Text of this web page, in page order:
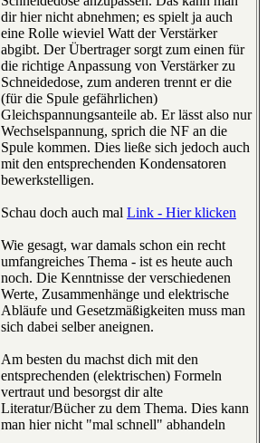
dir hier nicht abnehmen; es spielt ja auch
eine Rolle wieviel Watt der Verstärker
abgibt. Der Übertrager sorgt zum einen für
die richtige Anpassung von Verstärker zu
Schneidedose, zum anderen trennt er die
(für die Spule gefährlichen)
Gleichspannungsanteile ab. Er lässt also nur
Wechselspannung, sprich die NF an die
Spule kommen. Dies ließe sich jedoch auch
mit den entsprechenden Kondensatoren
bewerkstelligen.
Schau doch auch mal Link - Hier klicken
Wie gesagt, war damals schon ein recht
umfangreiches Thema - ist es heute auch
noch. Die Kenntnisse der verschiedenen
Werte, Zusammenhänge und elektrische
Abläufe und Gesetzmäßigkeiten muss man
sich dabei selber aneignen.
Am besten du machst dich mit den
entsprechenden (elektrischen) Formeln
vertraut und besorgst dir alte
Literatur/Bücher zu dem Thema. Dies kann
man hier nicht "mal schnell" abhandeln